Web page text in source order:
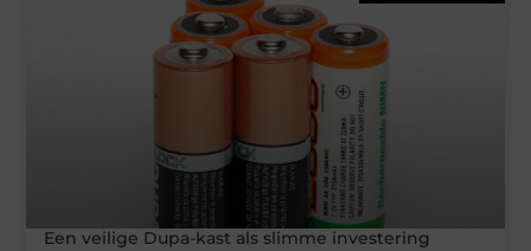
Een veilige Dupa-kast als slimme investering